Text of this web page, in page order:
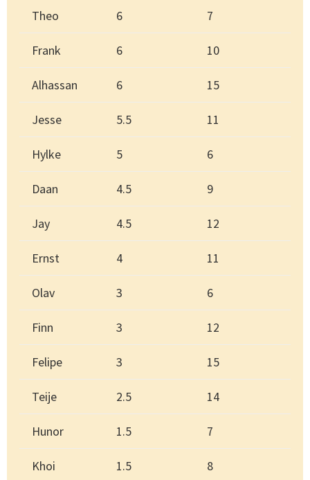
Theo 6 7
Frank 6 10
Alhassan 6 15
Jesse 5.5 11
Hylke 5 6
Daan 4.5 9
Jay 4.5 12
Ernst 4 11
Olav 3 6
Finn 3 12
Felipe 3 15
Teije 2.5 14
Hunor 1.5 7
Khoi 1.5 8